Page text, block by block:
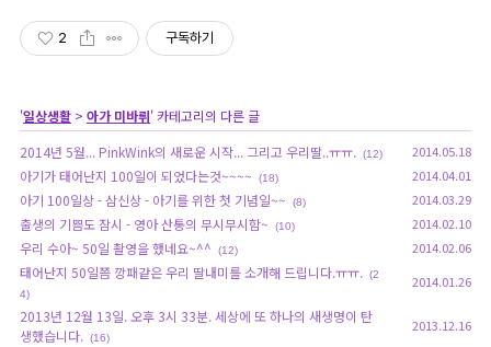
2 구독하기
'일상생활 > 아가 미바뤼' 카테고리의 다른 글
2014년 5월... PinkWink의 새로운 시작... 그리고 우리딸..ㅠㅠ. (12) 2014.05.18
아기가 태어난지 100일이 되었다는것~~~~ (18) 2014.04.01
아기 100일상 - 삼신상 - 아기를 위한 첫 기념일~~ (8) 2014.03.29
출생의 기쁨도 잠시 - 영아 산통의 무시무시함~ (10) 2014.02.10
우리 수아~ 50일 촬영을 했네요~^^ (12) 2014.02.06
태어난지 50일쯤 깡패같은 우리 딸내미를 소개해 드립니다.ㅠㅠ. (2
4)
2014.01.26
2013년 12월 13일. 오후 3시 33분. 세상에 또 하나의 새생명이 탄
생했습니다. (16)
2013.12.16